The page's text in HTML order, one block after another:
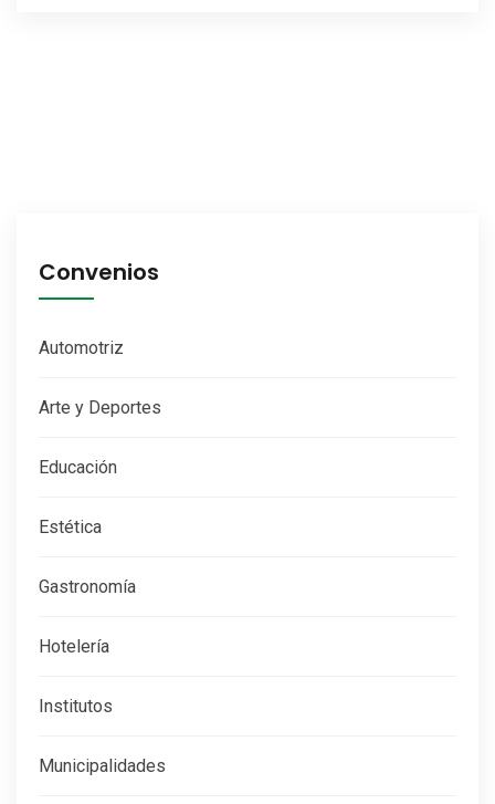
Convenios
Automotriz
Arte y Deportes
Educación
Estética
Gastronomía
Hotelería
Institutos
Municipalidades